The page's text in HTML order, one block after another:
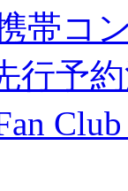
帯コ
行予